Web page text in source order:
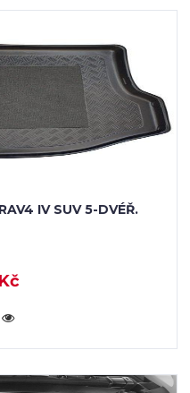
IV SUV 5-DVÉŘ.